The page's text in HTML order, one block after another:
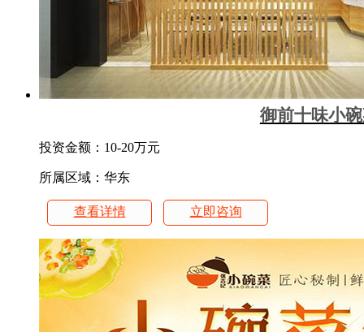
御前十味小
投资金额： 10-20万元
所属区域：华东
查看详情 立即咨询